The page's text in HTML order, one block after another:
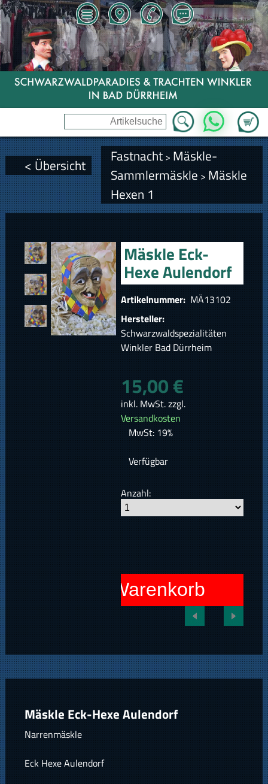
Zum
WhatsApp
< Übersicht Fastnacht> Mäskle-
Sammlermäskle > Mäskle
Hexen 1
Mäskle Eck-
Hexe Aulendorf
Artikelnummer: MÄ13102
Hersteller:
Schwarzwaldspezialitäten
Winkler Bad Dürrheim
15,00 €
inkl. MwSt. zzgl.
Versandkosten
MwSt: 19%
Verfügbar
Anzahl:
In den Warenkorb
Mäskle Eck-Hexe Aulendorf
Narrenmäskle
Eck Hexe Aulendorf